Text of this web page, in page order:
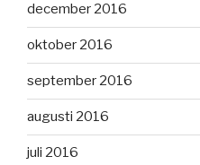
december 2016
oktober 2016
september 2016
augusti 2016
juli 2016